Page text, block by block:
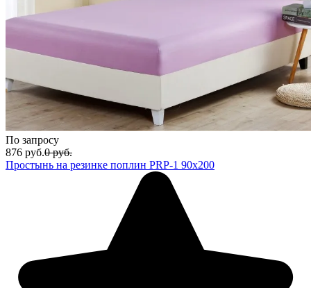
По запросу
876 руб.0 руб.
Простынь на резинке поплин PRP-1 90х200